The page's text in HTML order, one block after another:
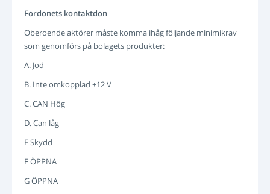
Fordonets kontaktdon
Oberoende aktörer måste komma ihåg följande minimikrav
som genomförs på bolagets produkter:
A. Jod
B. Inte omkopplad +12 V
C. CAN Hög
D. Can låg
E Skydd
F ÖPPNA
G ÖPPNA